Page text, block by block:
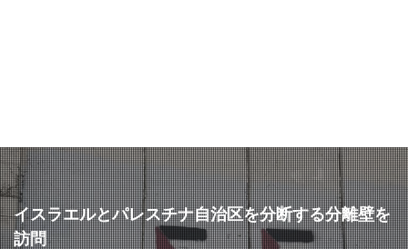
イスラエルとパレスチナ自治区を分断する分離壁を
訪問